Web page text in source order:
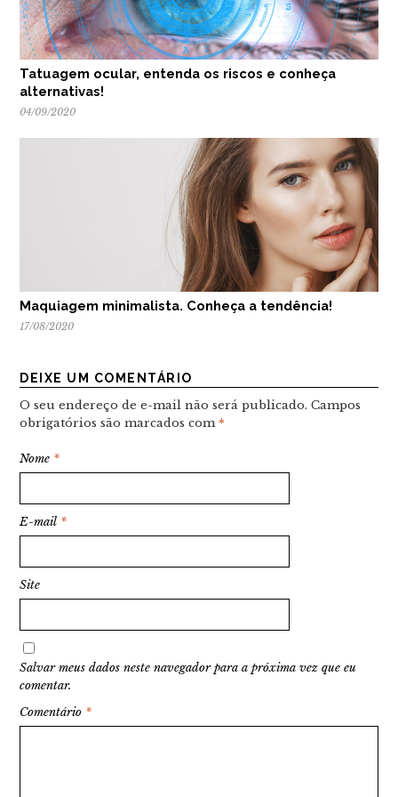
Tatuagem ocular, entenda os riscos e conheça
alternativas!
04/09/2020
Maquiagem minimalista. Conheça a tendência!
17/08/2020
DEIXE UM COMENTÁRIO
O seu endereço de e-mail não será publicado. Campos
obrigatórios são marcados com *
Nome *
E-mail *
Site
Salvar meus dados neste navegador para a próxima vez que eu
comentar.
Comentário *